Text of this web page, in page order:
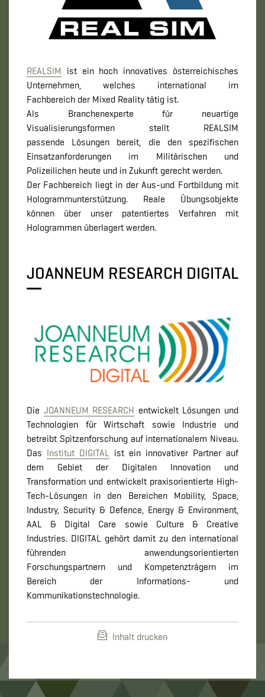
REALSIM ist ein hoch innovatives österreichisches
Unternehmen, welches international im
Fachbereich der Mixed Reality tätig ist.
Als Branchenexperte für neuartige
Visualisierungsformen stellt REALSIM
passende Lösungen bereit, die den spezifischen
Einsatzanforderungen im Militärischen und
Polizeilichen heute und in Zukunft gerecht werden.
Der Fachbereich liegt in der Aus-und Fortbildung mit
Hologrammunterstützung. Reale Übungsobjekte
können über unser patentiertes Verfahren mit
Hologrammen überlagert werden.
JOANNEUM RESEARCH DIGITAL
Die JOANNEUM RESEARCH entwickelt Lösungen und
Technologien für Wirtschaft sowie Industrie und
betreibt Spitzenforschung auf internationalem Niveau.
Das Institut DIGITAL ist ein innovativer Partner auf
dem Gebiet der Digitalen Innovation und
Transformation und entwickelt praxisorientierte High-​
Tech-Lösungen in den Bereichen Mobility, Space,
Industry, Security & Defence, Energy & Environment,
AAL & Digital Care sowie Culture & Creative
Industries. DIGITAL gehört damit zu den international
führenden anwendungsorientierten
Forschungspartnern und Kompetenzträgern im
Bereich der Informations-​ und
Kommunikationstechnologie.
Inhalt drucken